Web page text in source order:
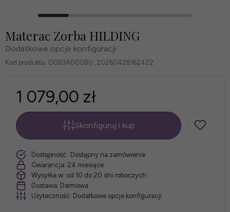
Materac Zorba HILDING
Dodatkowe opcje konfiguracji
Kod produktu: G0B3A00080_20260428162422
1 079,00 zł
*Rozmiar
materaca:
*
szt.
Skonfiguruj i kup
Dostępność: Dostępny na zamówienie
Gwarancja: 24 miesiące
Wysyłka w: od 10 do 20 dni roboczych
Dostawa: Darmowa
Użyteczność: Dodatkowe opcje konfiguracji